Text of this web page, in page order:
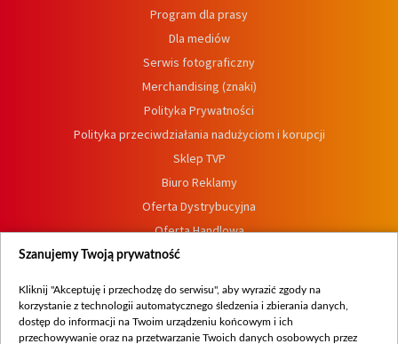
Program dla prasy
Dla mediów
Serwis fotograficzny
Merchandising (znaki)
Polityka Prywatności
Polityka przeciwdziałania nadużyciom i korupcji
Sklep TVP
Biuro Reklamy
Oferta Dystrybucyjna
Oferta Handlowa
Dostępność
Procedura zgłoszeń wewnętrznych
Szanujemy Twoją prywatność
Kliknij "Akceptuję i przechodzę do serwisu", aby wyrazić zgody na
korzystanie z technologii automatycznego śledzenia i zbierania danych,
dostęp do informacji na Twoim urządzeniu końcowym i ich
przechowywanie oraz na przetwarzanie Twoich danych osobowych przez